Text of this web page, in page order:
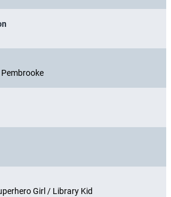
Girl / Library Kid